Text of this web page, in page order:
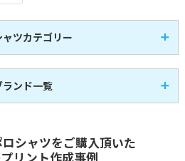
ツカテゴリー
全4商品
スポーツ（ドライ）ポ
ンド一覧
Printstar
プリントスター
シャツをご購入頂いた